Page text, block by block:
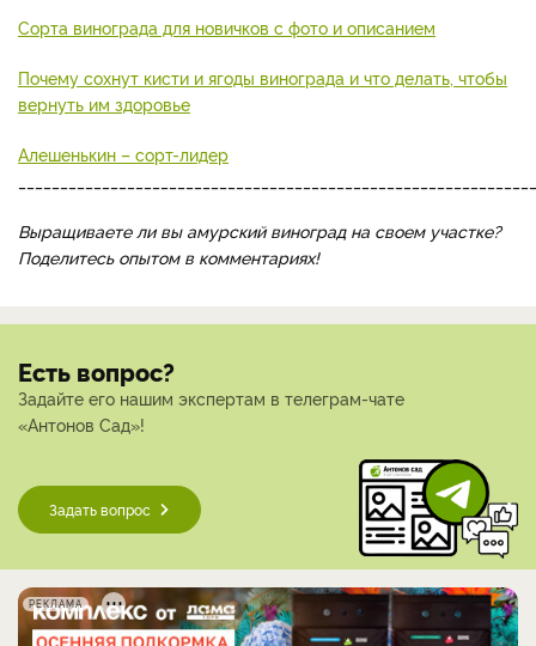
Сорта винограда для новичков с фото и описанием
Почему сохнут кисти и ягоды винограда и что делать, чтобы
вернуть им здоровье
Алешенькин – сорт-лидер
Выращиваете ли вы амурский виноград на своем участке?
Поделитесь опытом в комментариях!
Есть вопрос?
Задайте его нашим экспертам в телеграм-чате
«Антонов Сад»!
Задать вопрос
РЕКЛАМА